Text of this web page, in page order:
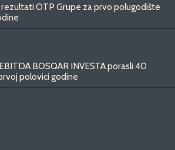
OTP Grupe za prvo polugodište
BOSQAR INVESTA porasli 40
polovici godine